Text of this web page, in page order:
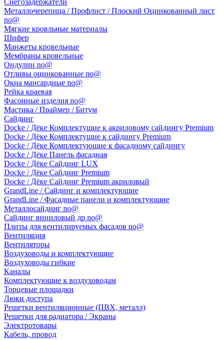
Снегозадержатели
Металлочерепица / Профлист / Плоский Оцинкованный лист
no@
Мягкие кровльные материалы
Шифер
Манжеты кровельные
Мембраны кровельные
Ондулин no@
Отливы оцинкованные no@
Окна мансардные no@
Рейка краевая
Фасонные изделия no@
Мастика / Праймер / Битум
Сайдинг
Docke / Дёке Комплектущие к акриловому сайдингу Premium
Docke / Дёке Комплектущие к сайдингу Premium
Docke / Дёке Комплектующие к фасадному сайдингу
Docke / Дёке Панель фасадная
Docke / Дёке Сайдинг LUX
Docke / Дёке Сайдинг Premium
Docke / Дёке Сайдинг Premium акриловый
GrandLine / Сайдинг и комплектующие
GrandLine / Фасадные панели и комплектующие
Металлосайдинг no@
Сайдинг виниловый др no@
Плиты для вентилируемых фасадов no@
Вентиляция
Вентиляторы
Воздуховоды и комплектующие
Воздуховоды гибкие
Каналы
Комплектующие к воздуховодам
Торцевые площадки
Люки доступа
Решетки вентиляционные (ПВХ, металл)
Решетки для радиатора / Экраны
Электротовары
Кабель, провод